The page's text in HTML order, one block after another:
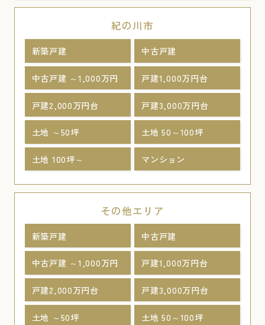
紀の川市
新築戸建 中古戸建
中古戸建 ～1,000万円 戸建1,000万円台
戸建2,000万円台 戸建3,000万円台
土地 ～50坪 土地 50～100坪
土地 100坪～ マンション
その他エリア
新築戸建 中古戸建
中古戸建 ～1,000万円 戸建1,000万円台
戸建2,000万円台 戸建3,000万円台
土地 ～50坪 土地 50～100坪